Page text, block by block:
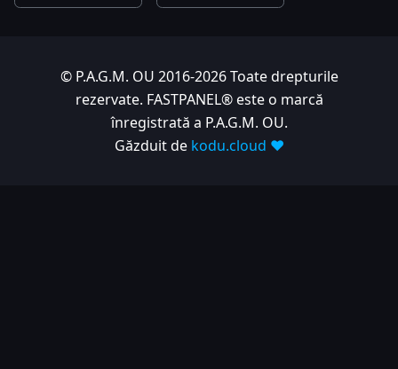
© P.A.G.M. OU 2016-2026 Toate drepturile
rezervate. FASTPANEL® este o marcă
înregistrată a P.A.G.M. OU.
Găzduit de kodu.cloud ❤️